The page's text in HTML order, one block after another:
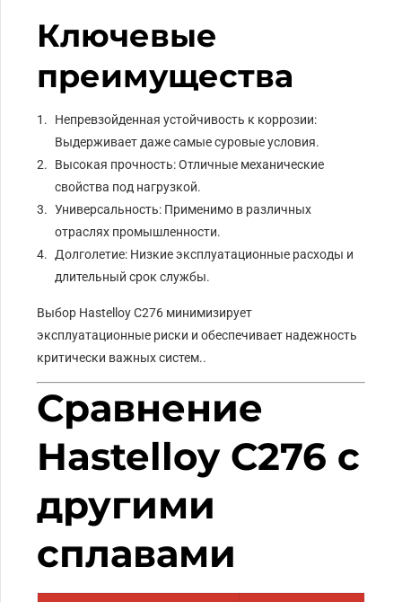
Ключевые
преимущества
Непревзойденная устойчивость к коррозии:
Выдерживает даже самые суровые условия.
Высокая прочность: Отличные механические
свойства под нагрузкой.
Универсальность: Применимо в различных
отраслях промышленности.
Долголетие: Низкие эксплуатационные расходы и
длительный срок службы.
Выбор Hastelloy C276 минимизирует
эксплуатационные риски и обеспечивает надежность
критически важных систем..
Сравнение
Hastelloy C276 с
другими
сплавами